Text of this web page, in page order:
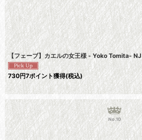
【フェーブ】カエルの女王様 - Yoko Tomita- NJ
730円7ポイント獲得(税込)
No.10